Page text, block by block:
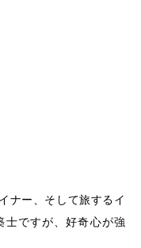
ナー、そして旅するイ
士ですが、好奇心が強